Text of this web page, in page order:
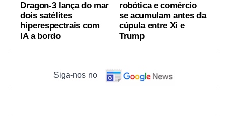
Dragon-3 lança do mar
dois satélites
hiperespectrais com
IA a bordo
robótica e comércio
se acumulam antes da
cúpula entre Xi e
Trump
Siga-nos no